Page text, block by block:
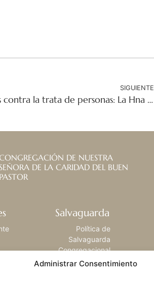
Administrar Consentimiento
SIGUIENTE
Premios de las Hermanas contra la trata de personas: La Hna Marie Claude Naddaff recibe el Premio a la Dignidad Humana
DE NUESTRA
SEÑORA DE LA CARIDAD DEL BUEN
PASTOR
Salvaguarda
Política de
Salvaguarda
Congregacional